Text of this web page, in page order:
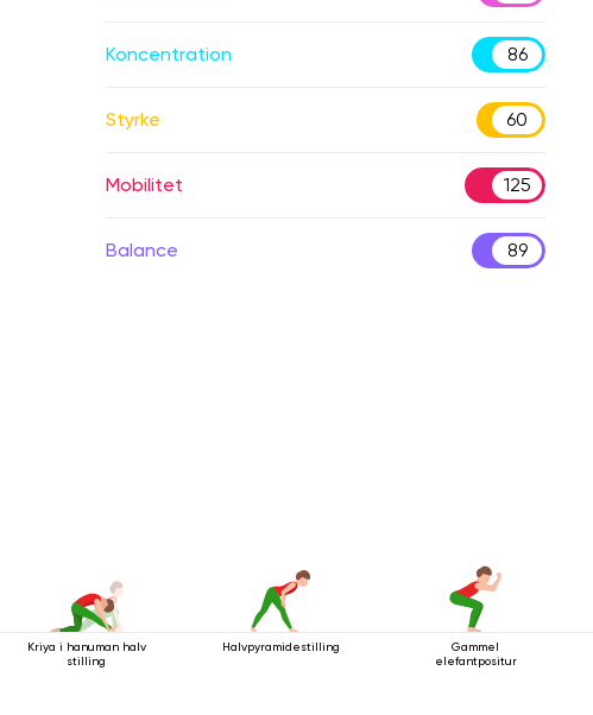
Koncentration 86
Styrke 60
Mobilitet 125
Balance 89
Kriya i hanuman halv
stilling
Halvpyramidestilling
Gammel
elefantpositur